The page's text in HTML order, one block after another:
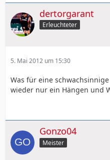
dertorgarant
Erleuchteter
5. Mai 2012 um 15:30
Was für eine
wieder nur ein Hängen und
Gonzo04
Meister